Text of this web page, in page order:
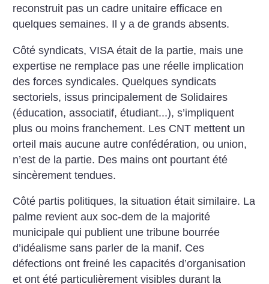
reconstruit pas un cadre unitaire efficace en
quelques semaines. Il y a de grands absents.
Côté syndicats, VISA était de la partie, mais une
expertise ne remplace pas une réelle implication
des forces syndicales. Quelques syndicats
sectoriels, issus principalement de Solidaires
(éducation, associatif, étudiant...), s’impliquent
plus ou moins franchement. Les CNT mettent un
orteil mais aucune autre confédération, ou union,
n’est de la partie. Des mains ont pourtant été
sincèrement tendues.
Côté partis politiques, la situation était similaire. La
palme revient aux soc-dem de la majorité
municipale qui publient une tribune bourrée
d’idéalisme sans parler de la manif. Ces
défections ont freiné les capacités d’organisation
et ont été particulièrement visibles durant la